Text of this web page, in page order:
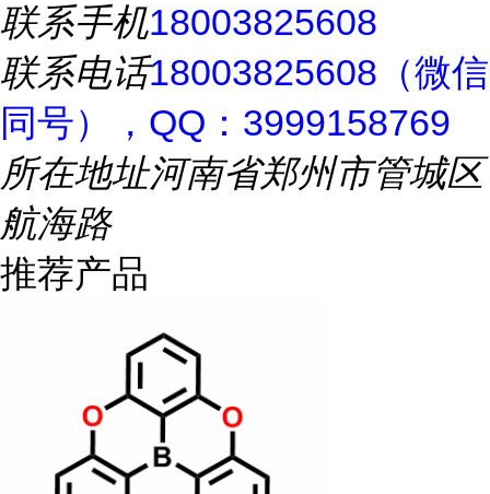
联系手机18003825608
联系电话18003825608（微信
同号），QQ：3999158769
所在地址河南省郑州市管城区
航海路
推荐产品